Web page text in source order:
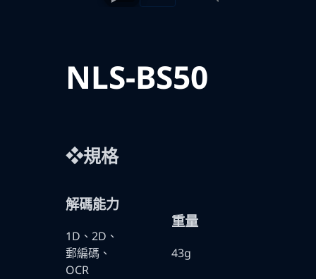
NLS-BS50
❖規格
解碼能力
1D、2D、
郵編碼、
OCR
重量
43g